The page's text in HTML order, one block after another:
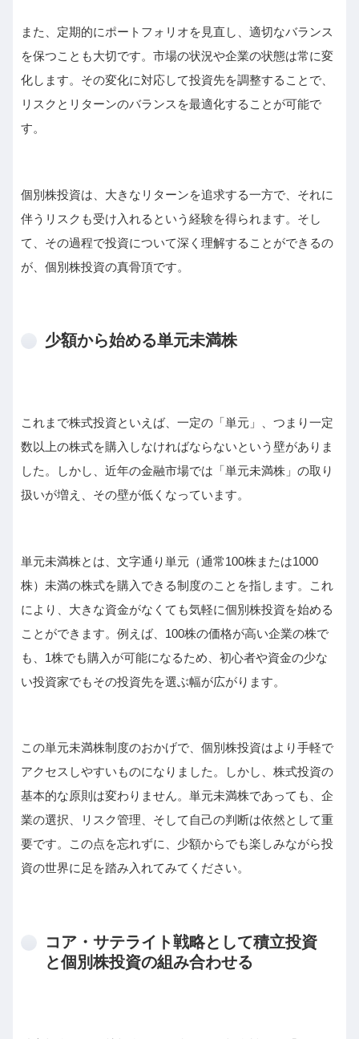
また、定期的にポートフォリオを見直し、適切なバランス
を保つことも大切です。市場の状況や企業の状態は常に変
化します。その変化に対応して投資先を調整することで、
リスクとリターンのバランスを最適化することが可能で
す。
個別株投資は、大きなリターンを追求する一方で、それに
伴うリスクも受け入れるという経験を得られます。そし
て、その過程で投資について深く理解することができるの
が、個別株投資の真骨頂です。
少額から始める単元未満株
これまで株式投資といえば、一定の「単元」、つまり一定
数以上の株式を購入しなければならないという壁がありま
した。しかし、近年の金融市場では「単元未満株」の取り
扱いが増え、その壁が低くなっています。
単元未満株とは、文字通り単元（通常100株または1000
株）未満の株式を購入できる制度のことを指します。これ
により、大きな資金がなくても気軽に個別株投資を始める
ことができます。例えば、100株の価格が高い企業の株で
も、1株でも購入が可能になるため、初心者や資金の少な
い投資家でもその投資先を選ぶ幅が広がります。
この単元未満株制度のおかげで、個別株投資はより手軽で
アクセスしやすいものになりました。しかし、株式投資の
基本的な原則は変わりません。単元未満株であっても、企
業の選択、リスク管理、そして自己の判断は依然として重
要です。この点を忘れずに、少額からでも楽しみながら投
資の世界に足を踏み入れてみてください。
コア・サテライト戦略として積立投資
と個別株投資の組み合わせる